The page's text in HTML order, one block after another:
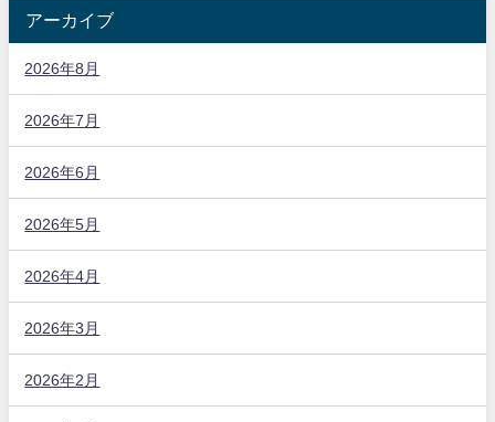
アーカイブ
2026年8月
2026年7月
2026年6月
2026年5月
2026年4月
2026年3月
2026年2月